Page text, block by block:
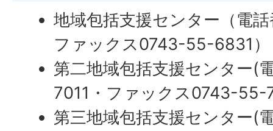
地域包括支援センター（電
ファックス0743-55-6831）
第二地域包括支援センター(
7011・ファックス0743-55-
第三地域包括支援センター(